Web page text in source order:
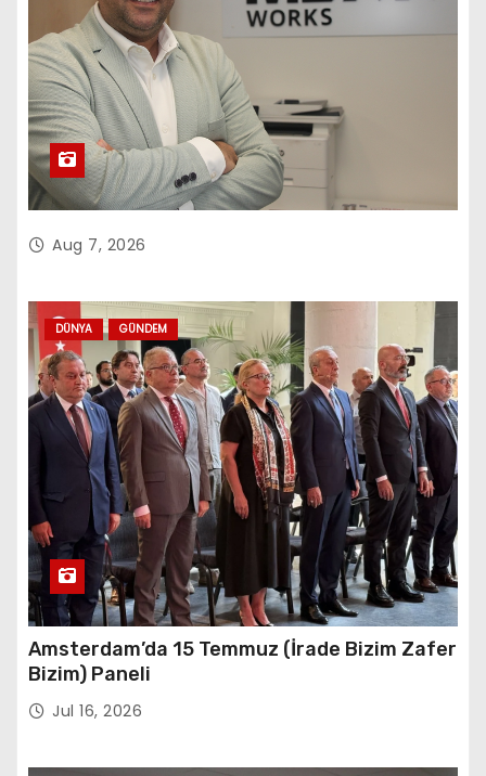
Aug 7, 2026
DÜNYA GÜNDEM
Amsterdam’da 15 Temmuz (İrade Bizim Zafer
Bizim) Paneli
Jul 16, 2026